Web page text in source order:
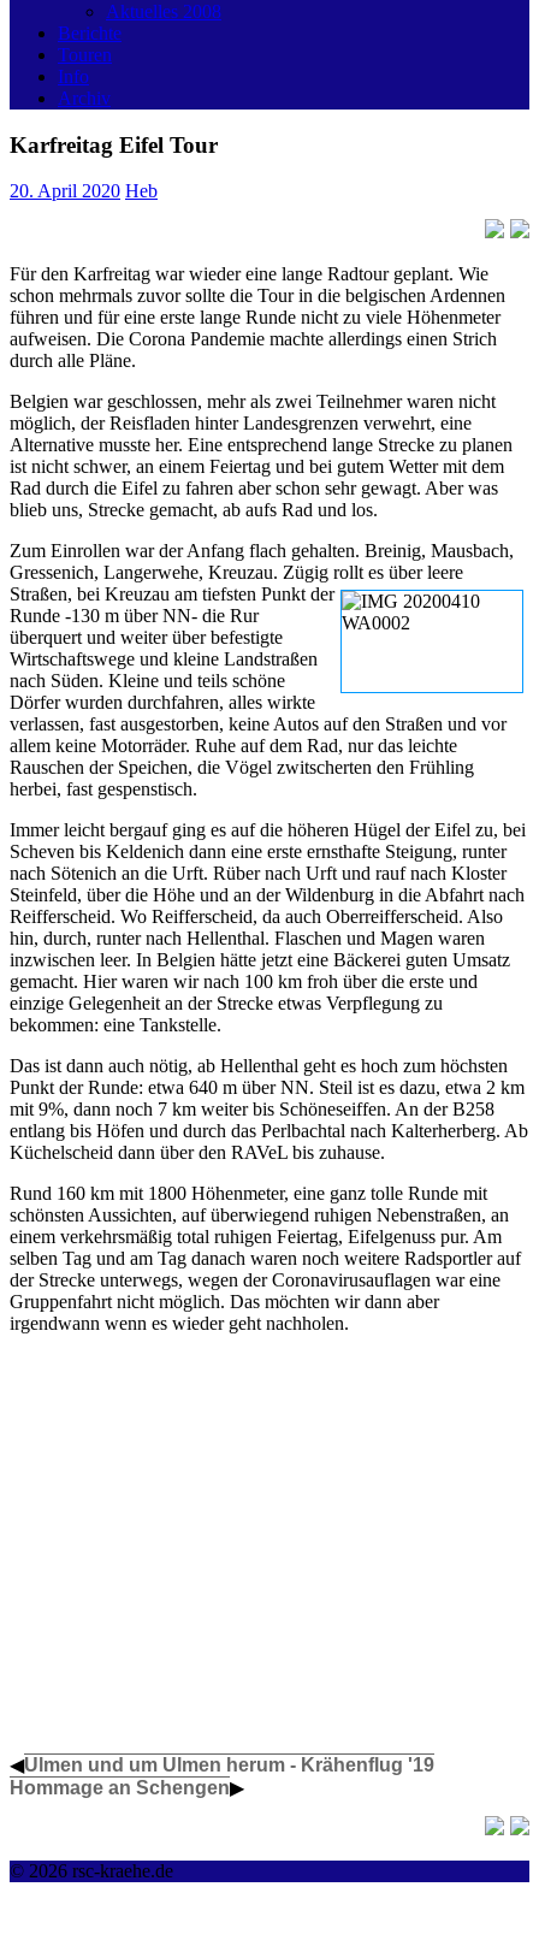
Aktuelles 2008
Berichte
Touren
Info
Archiv
Karfreitag Eifel Tour
20. April 2020 Heb
Für den Karfreitag war wieder eine lange Radtour geplant. Wie
schon mehrmals zuvor sollte die Tour in die belgischen Ardennen
führen und für eine erste lange Runde nicht zu viele Höhenmeter
aufweisen. Die Corona Pandemie machte allerdings einen Strich
durch alle Pläne.
Belgien war geschlossen, mehr als zwei Teilnehmer waren nicht
möglich, der Reisfladen hinter Landesgrenzen verwehrt, eine
Alternative musste her. Eine entsprechend lange Strecke zu planen
ist nicht schwer, an einem Feiertag und bei gutem Wetter mit dem
Rad durch die Eifel zu fahren aber schon sehr gewagt. Aber was
blieb uns, Strecke gemacht, ab aufs Rad und los.
Zum Einrollen war der Anfang flach gehalten. Breinig, Mausbach,
Gressenich, Langerwehe, Kreuzau. Zügig rollt es über leere
Straßen, bei Kreuzau am tiefsten Punkt der
Runde -130 m über NN- die Rur
überquert und weiter über befestigte
Wirtschaftswege und kleine Landstraßen
nach Süden. Kleine und teils schöne
Dörfer wurden durchfahren, alles wirkte
verlassen, fast ausgestorben, keine Autos auf den Straßen und vor
allem keine Motorräder. Ruhe auf dem Rad, nur das leichte
Rauschen der Speichen, die Vögel zwitscherten den Frühling
herbei, fast gespenstisch.
Immer leicht bergauf ging es auf die höheren Hügel der Eifel zu, bei
Scheven bis Keldenich dann eine erste ernsthafte Steigung, runter
nach Sötenich an die Urft. Rüber nach Urft und rauf nach Kloster
Steinfeld, über die Höhe und an der Wildenburg in die Abfahrt nach
Reifferscheid. Wo Reifferscheid, da auch Oberreifferscheid. Also
hin, durch, runter nach Hellenthal. Flaschen und Magen waren
inzwischen leer. In Belgien hätte jetzt eine Bäckerei guten Umsatz
gemacht. Hier waren wir nach 100 km froh über die erste und
einzige Gelegenheit an der Strecke etwas Verpflegung zu
bekommen: eine Tankstelle.
Das ist dann auch nötig, ab Hellenthal geht es hoch zum höchsten
Punkt der Runde: etwa 640 m über NN. Steil ist es dazu, etwa 2 km
mit 9%, dann noch 7 km weiter bis Schöneseiffen. An der B258
entlang bis Höfen und durch das Perlbachtal nach Kalterherberg. Ab
Küchelscheid dann über den RAVeL bis zuhause.
Rund 160 km mit 1800 Höhenmeter, eine ganz tolle Runde mit
schönsten Aussichten, auf überwiegend ruhigen Nebenstraßen, an
einem verkehrsmäßig total ruhigen Feiertag, Eifelgenuss pur. Am
selben Tag und am Tag danach waren noch weitere Radsportler auf
der Strecke unterwegs, wegen der Coronavirusauflagen war eine
Gruppenfahrt nicht möglich. Das möchten wir dann aber
irgendwann wenn es wieder geht nachholen.
◀Ulmen und um Ulmen herum - Krähenflug '19
Hommage an Schengen▶
© 2026 rsc-kraehe.de